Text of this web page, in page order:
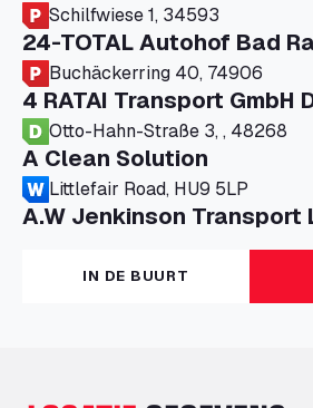
Schilfwiese 1, 34593
24-TOTAL Autohof Bad
Buchäckerring 40, 74906
4 RATAI Transport GmbH
Otto-Hahn-Straße 3, , 48268
A Clean Solution
Littlefair Road, HU9 5LP
A.W Jenkinson Transport
Progress House, ME11 5GA
A+G Nettetal - Depot
Am Panneschopp 7, 41334
IN DE BUURT